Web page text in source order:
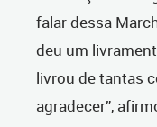
falar dessa
deu um
livrou de tantas
agradecer”,